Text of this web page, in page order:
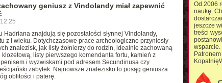
geniusz z Vindolandy miał zapewnić
Hadriana znajdują się pozostałości słynnej Vindolandy,
z I wieku. Dotychczasowe prace archeologiczne przyniosły
znalezisk, jak listy żołnierzy do rodzin, idealnie zachowaną
klozetową, listy pierwszego komendanta fortu, kamień z
i wyzwiskami pod adresem Secundinusa czy
zabytek. Najnowsze znalezisko to posąg geniusza
obfitości i paterę.
Od 2006
naukę.
jeszcze
treści
wsparcie.